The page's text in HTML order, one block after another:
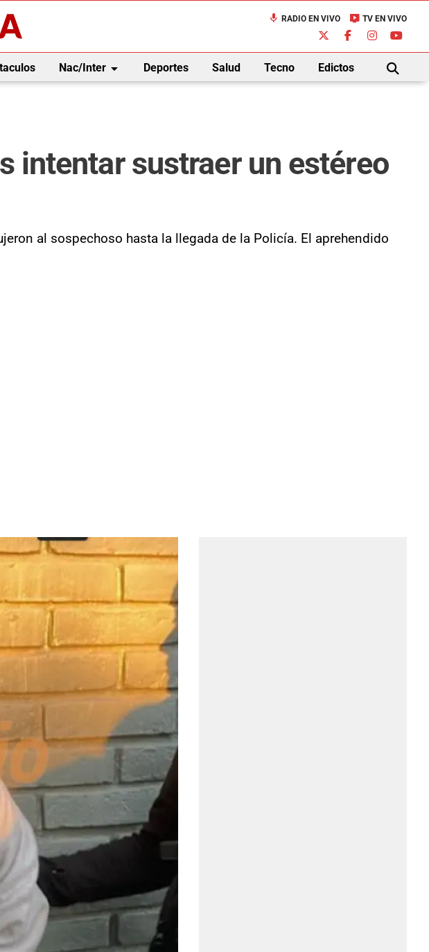
mic RADIO EN VIVO live_tv TV EN VIVO
Nac/Interarrow_drop_down Deportes Salud Tecno Edictos
BUSCAR
intentar sustraer un estéreo
al sospechoso hasta la llegada de la Policía. El aprehendido